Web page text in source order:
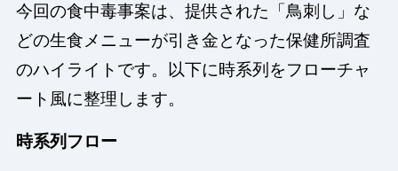
今回の食中毒事案は、提供された「鳥刺し」な
どの生食メニューが引き金となった保健所調査
のハイライトです。以下に時系列をフローチャ
ート風に整理します。
時系列フロー